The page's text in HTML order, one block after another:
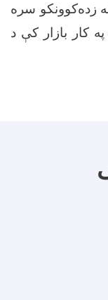
زده‌کوونکو سره
کار بازار کې د